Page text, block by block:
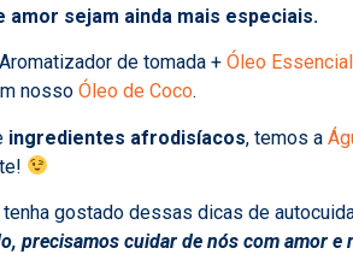
amor sejam ainda mais especiais.
de tomada + Óleo
nosso Óleo de Coco.
ingredientes afrodisíacos, temos a
gostado dessas dicas de
precisamos cuidar de nós com amor e